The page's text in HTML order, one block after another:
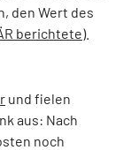
den Wert des
berichtete).
und fielen
aus: Nach
noch